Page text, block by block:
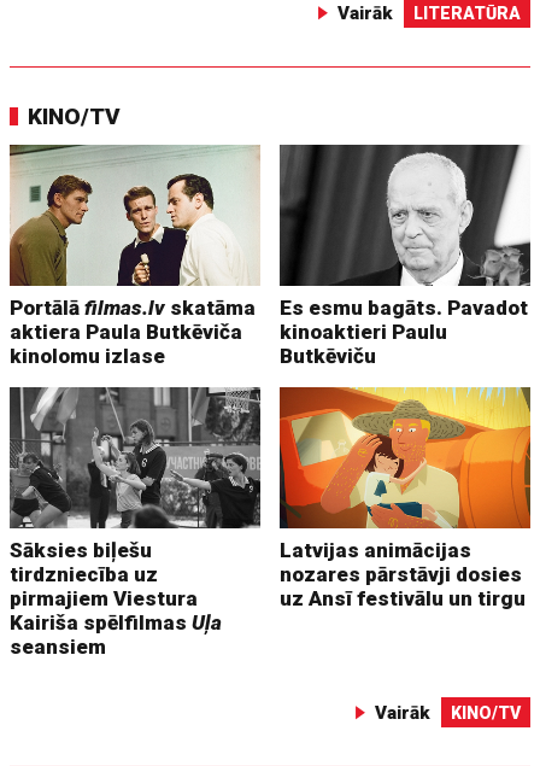
Vairāk LITERATŪRA
KINO/TV
Portālāfilmas.lv skatāma
aktiera Paula Butkēviča
kinolomu izlase
Es esmu bagāts. Pavadot
kinoaktieri Paulu
Butkēviču
Sāksies biļešu
tirdzniecība uz
pirmajiem Viestura
Kairiša spēlfilmasUļa
seansiem
Latvijas animācijas
nozares pārstāvji dosies
uz Ansī festivālu un tirgu
Vairāk KINO/TV